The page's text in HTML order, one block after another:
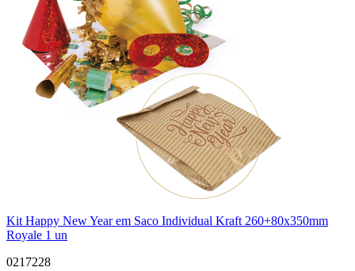
Kit Happy New Year em Saco Individual Kraft 260+80x350mm
Royale 1 un
0217228